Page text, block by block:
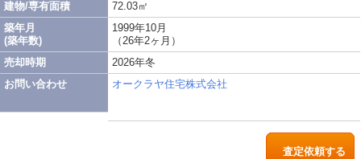
建物/専有面積
築年月
(築年数)
売却時期
お問い合わせ
72.03㎡
1999年10月
（26年2ヶ月）
2026年冬
オークラヤ住宅株式会社
査定依頼する